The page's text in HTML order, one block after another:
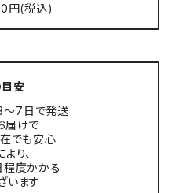
円(税込)
安
〜7日で発送
届けで
でも安心
り、
度かかる
います